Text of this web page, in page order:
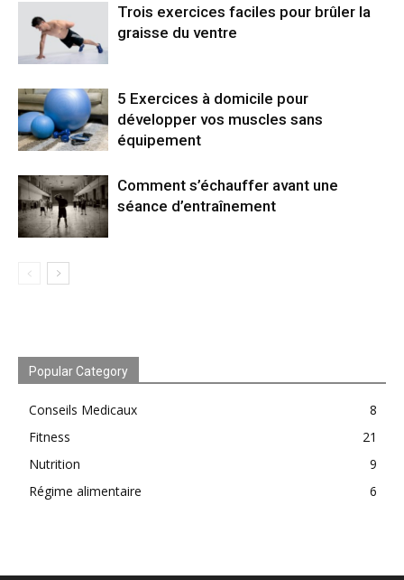
Trois exercices faciles pour brûler la
graisse du ventre
5 Exercices à domicile pour
développer vos muscles sans
équipement
Comment s’échauffer avant une
séance d’entraînement
Popular Category
Conseils Medicaux
8
Fitness
21
Nutrition
9
Régime alimentaire
6